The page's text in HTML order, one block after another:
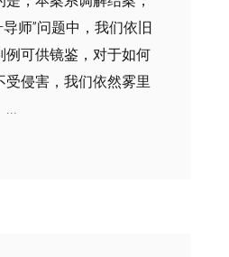
师”问题中，我们依旧
例可供镜鉴，对于如何
受侵害，我们依然雾里
...